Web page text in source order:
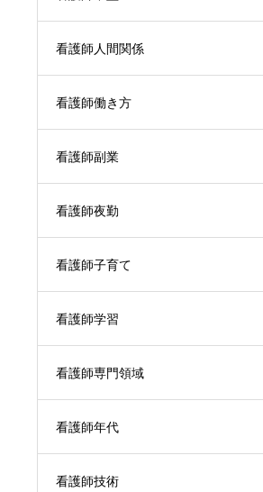
看護師人間関係
看護師働き方
看護師副業
看護師夜勤
看護師子育て
看護師学習
看護師専門領域
看護師年代
看護師技術